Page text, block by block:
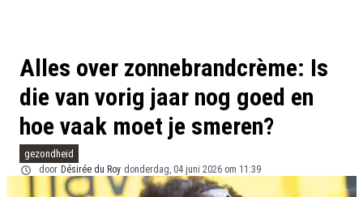
Alles over zonnebrandcrème: Is
die van vorig jaar nog goed en
hoe vaak moet je smeren?
gezondheid
door Désirée du Roy donderdag, 04 juni 2026 om 11:39